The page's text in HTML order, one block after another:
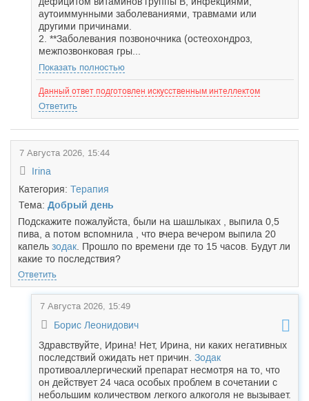
аутоиммунными заболеваниями, травмами или
другими причинами.
2. **Заболевания позвоночника (остеохондроз,
межпозвонковая гры...
Показать полностью
Данный ответ подготовлен искусственным интеллектом
Ответить
7 Августа 2026, 15:44
Irina
Категория: Терапия
Тема: Добрый день
Подскажите пожалуйста, были на шашлыках , выпила 0,5
пива, а потом вспомнила , что вчера вечером выпила 20
капель зодак . Прошло по времени где то 15 часов. Будут ли
какие то последствия?
Ответить
7 Августа 2026, 15:49
Борис Леонидович
Здравствуйте, Ирина! Нет, Ирина, ни каких негативных
последствий ожидать нет причин. Зодак
противоаллергический препарат несмотря на то, что
он действует 24 часа особых проблем в сочетании с
небольшим количеством легкого алкоголя не вызывает.